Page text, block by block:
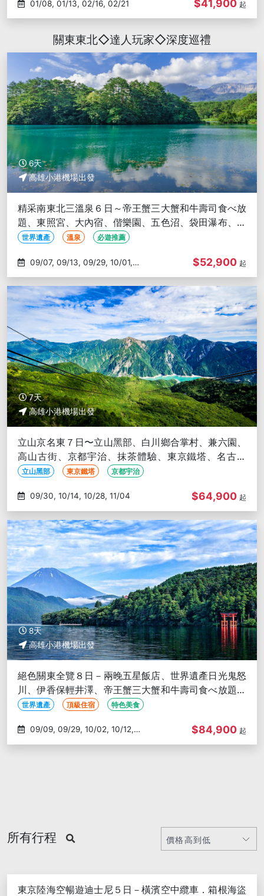
01/08, 01/13, 02/16, 02/21 $41,900 起
關東東北◇達人玩家◇深度巡禮
6天
高雄小港機場出發
精采南東北三溫泉６日～帝王蟹三大蟹和牛壽司食べ放
題、東照宮、大內宿、偕樂園、五色沼、袋田瀑布、彩
繪紅牛體驗-高雄出發
世界遺產 溫泉 必遊推薦
10/05
$52,900 起
7天
高雄小港機場出發
立山京名東７日〜立山黑部、白川鄉合掌村、兼六園、
高山古街、京都宇治、抹茶體驗、東京鐵塔、名古屋
城、銀座金魚館-高雄出發
立山黑部 東京鐵塔 京都宇治
09/30, 10/14, 10/28, 11/04 $64,900 起
8天
高雄小港機場出發
絕色關東全覽８日－兩晚五星飯店、世界遺產日光鬼怒
川、伊香保輕井澤、帝王蟹三大蟹和牛壽司食べ放題、
溫泉美食-高雄出發
世界遺產 頂級住宿 特色美食
10/28
$84,900 起
所有行程
東京陸海空暢遊迪士尼５日－橫濱空中纜車．箱根海盜